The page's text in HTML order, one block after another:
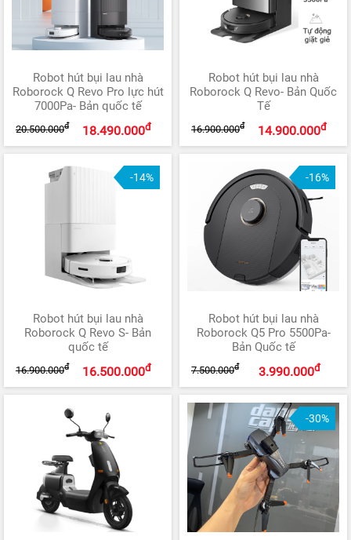
Robot hút bụi lau nhà
Roborock Q Revo Pro lực hút
7000Pa- Bản quốc tế
18.490.000đ
20.500.000đ
Robot hút bụi lau nhà
Roborock Q Revo- Bản Quốc
Tế
14.900.000đ
16.900.000đ
-14%
Robot hút bụi lau nhà
Roborock Q Revo S- Bản
quốc tế
16.500.000đ
16.900.000đ
-16%
Robot hút bụi lau nhà
Roborock Q5 Pro 5500Pa-
Bản Quốc tế
3.990.000đ
7.500.000đ
-30%